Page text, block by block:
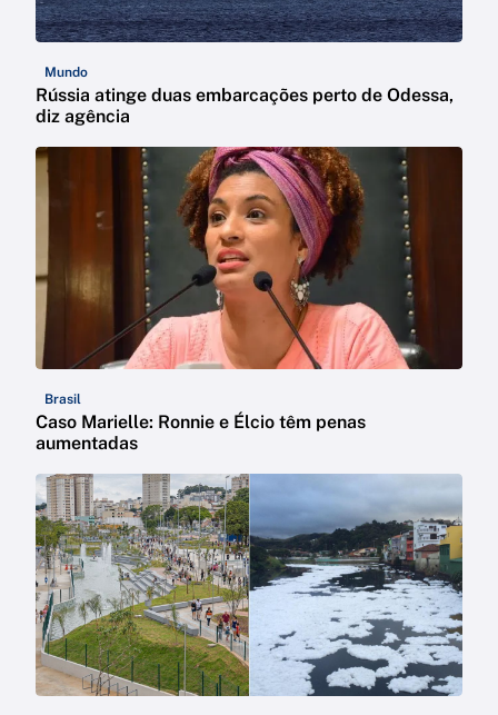
Mundo
Rússia atinge duas embarcações perto de Odessa,
diz agência
Brasil
Caso Marielle: Ronnie e Élcio têm penas
aumentadas